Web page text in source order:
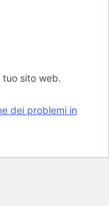
sito web.
dei problemi in